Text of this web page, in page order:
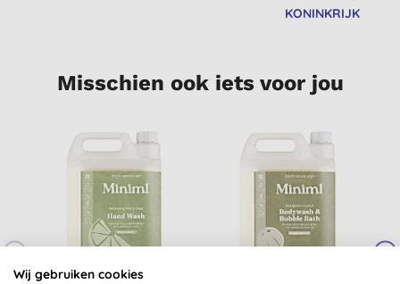
KONINKRIJK
Misschien ook iets voor jou
Wij gebruiken cookies